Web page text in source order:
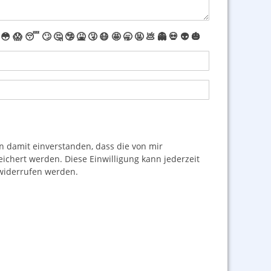
😳 😱 😴 🙄 🤔 🤥 🤮 🤧 😷 🤩 🥱 🤬 💩 👻 💀 👽 🎃
einverstanden, dass die von mir
werden. Diese Einwilligung kann jederzeit
werden.